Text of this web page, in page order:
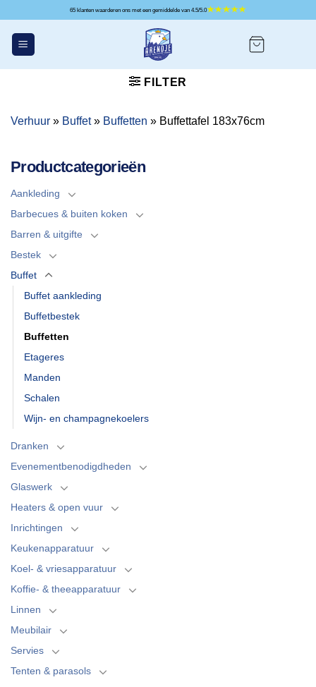
inhoud
65 klanten waarderen ons met een gemiddelde van 4.5/5.0
FILTER
Verhuur » Buffet » Buffetten » Buffettafel 183x76cm
Productcategorieën
Aankleding
Barbecues & buiten koken
Barren & uitgifte
Bestek
Buffet
Buffet aankleding
Buffetbestek
Buffetten
Etageres
Manden
Schalen
Wijn- en champagnekoelers
Dranken
Evenementbenodigdheden
Glaswerk
Heaters & open vuur
Inrichtingen
Keukenapparatuur
Koel- & vriesapparatuur
Koffie- & theeapparatuur
Linnen
Meubilair
Servies
Tenten & parasols